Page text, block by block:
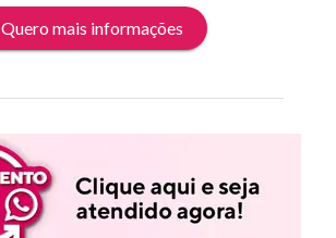
Quero mais informações